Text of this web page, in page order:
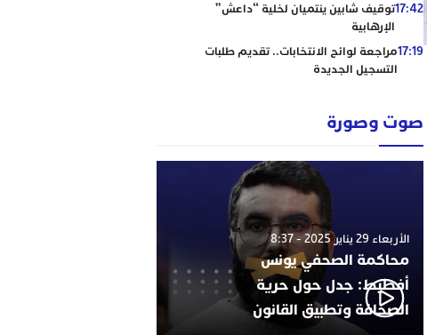
17:42توقيف شابين ينتميان لخلية “داعش”
الإرهابية
17:19مراجعة لوائح الانتخابات.. تقديم طلبات
التسجيل الجديدة
صوت وصورة
الأربعاء 29 يناير 2025 - 8:37
محاكمة الصحفي يونس
أفطيط: جدل حول حرية
الصحافة وتطبيق القانون